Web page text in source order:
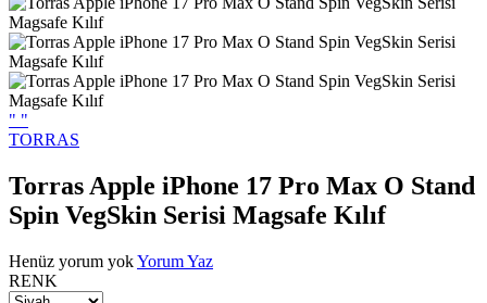
" "
TORRAS
Torras Apple iPhone 17 Pro Max O Stand
Spin VegSkin Serisi Magsafe Kılıf
Henüz yorum yokYorum Yaz
RENK